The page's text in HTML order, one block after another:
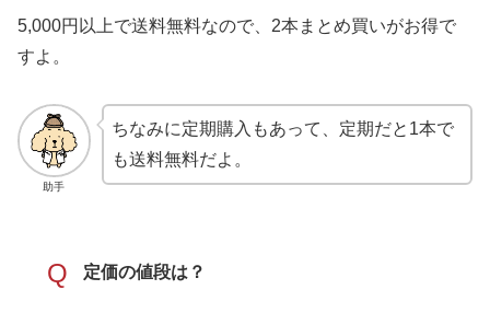
5,000円以上で送料無料なので、2本まとめ買いがお得で
すよ。
助手
ちなみに定期購入もあって、定期だと1本で
も送料無料だよ。
Q 定価の値段は？